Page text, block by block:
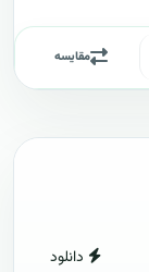
مقایسه
دانلود